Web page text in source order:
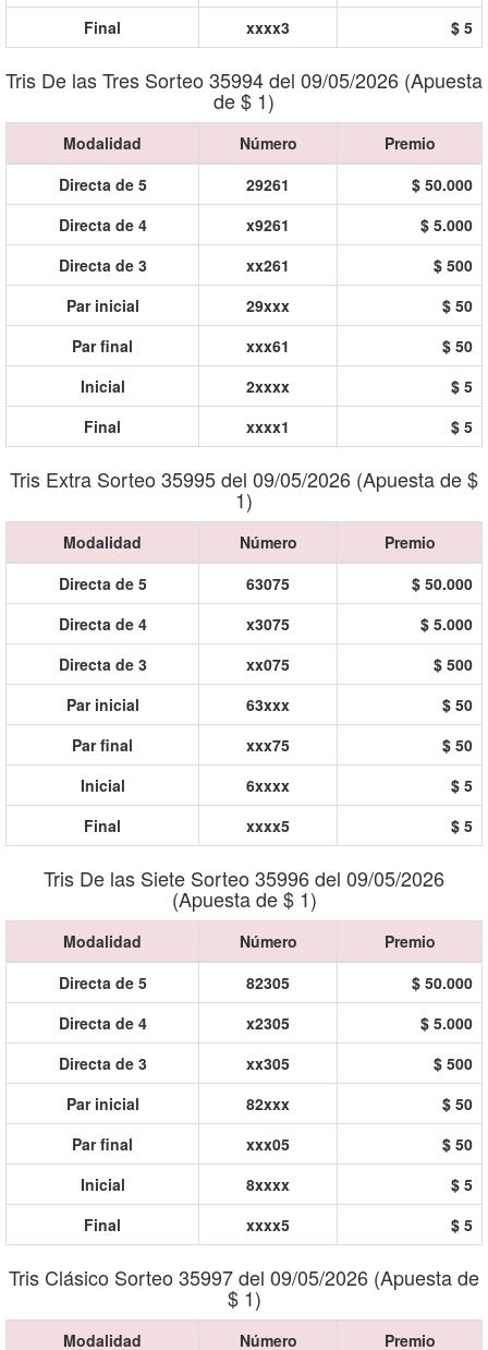
Final
xxxx3 $ 5
Tris De las Tres Sorteo 35994 del 09/05/2026 (Apuesta
de $ 1)
Modalidad Número
Premio
Directa de 5
29261
$ 50.000
Directa de 4
x9261
$ 5.000
Directa de 3
xx261
$ 500
Par inicial
29xxx
$ 50
Par final
xxx61
$ 50
Inicial
2xxxx
$ 5
Final
xxxx1 $ 5
Tris Extra Sorteo 35995 del 09/05/2026 (Apuesta de $
1)
Modalidad Número
Premio
Directa de 5
63075
$ 50.000
Directa de 4
x3075
$ 5.000
Directa de 3
xx075
$ 500
Par inicial
63xxx
$ 50
Par final
xxx75
$ 50
Inicial
6xxxx
$ 5
Final
xxxx5 $ 5
Tris De las Siete Sorteo 35996 del 09/05/2026
(Apuesta de $ 1)
Modalidad Número
Premio
Directa de 5
82305
$ 50.000
Directa de 4
x2305
$ 5.000
Directa de 3
xx305
$ 500
Par inicial
82xxx
$ 50
Par final
xxx05
$ 50
Inicial
8xxxx
$ 5
Final
xxxx5 $ 5
Tris Clásico Sorteo 35997 del 09/05/2026 (Apuesta de
$ 1)
Modalidad Número Premio